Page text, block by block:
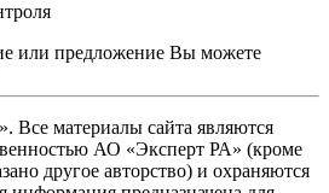
или предложение Вы можете
материалы сайта являются
АО «Эксперт РА» (кроме
другое авторство) и охраняются